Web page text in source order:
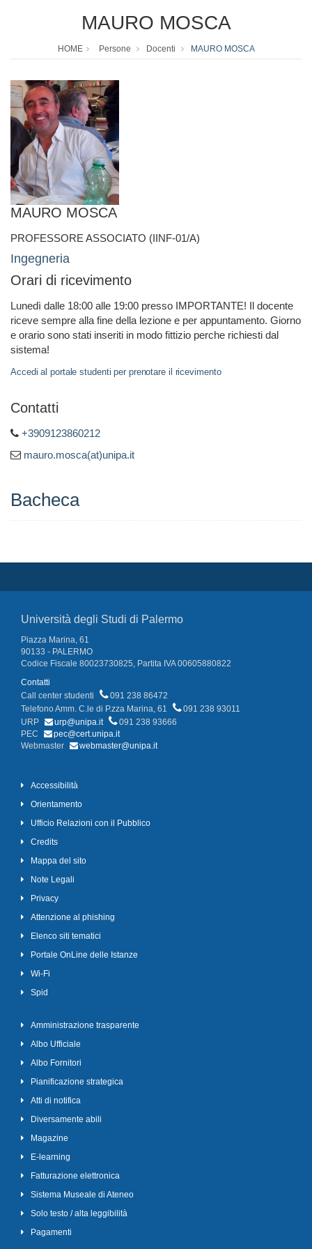
MAURO MOSCA
HOME Persone Docenti MAURO MOSCA
MAURO MOSCA
PROFESSORE ASSOCIATO (IINF-01/A)
Ingegneria
Orari di ricevimento
Lunedì dalle 18:00 alle 19:00 presso IMPORTANTE! Il docente
riceve sempre alla fine della lezione e per appuntamento. Giorno
e orario sono stati inseriti in modo fittizio perche richiesti dal
sistema!
Accedi al portale studenti per prenotare il ricevimento
Contatti
+3909123860212
mauro.mosca(at)unipa.it
Bacheca
Università degli Studi di Palermo
Piazza Marina, 61
90133 - PALERMO
Codice Fiscale 80023730825, Partita IVA 00605880822
Contatti
Call center studenti
091 238 86472
Telefono Amm. C.le di P.zza Marina, 61
091 238 93011
URP
urp@unipa.it
091 238 93666
PEC
pec@cert.unipa.it
Webmaster
webmaster@unipa.it
Accessibilità
Orientamento
Ufficio Relazioni con il Pubblico
Credits
Mappa del sito
Note Legali
Privacy
Attenzione al phishing
Elenco siti tematici
Portale OnLine delle Istanze
Wi-Fi
Spid
Amministrazione trasparente
Albo Ufficiale
Albo Fornitori
Pianificazione strategica
Atti di notifica
Diversamente abili
Magazine
E-learning
Fatturazione elettronica
Sistema Museale di Ateneo
Solo testo / alta leggibilità
Pagamenti